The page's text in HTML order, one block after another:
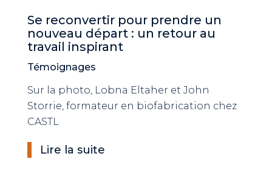
Se reconvertir pour prendre un
nouveau départ : un retour au
travail inspirant
Témoignages
Sur la photo, Lobna Eltaher et John
Storrie, formateur en biofabrication chez
CASTL
Lire la suite